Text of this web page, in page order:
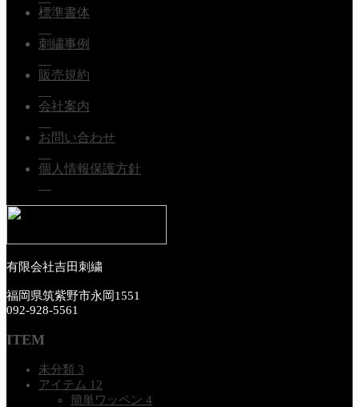
標準書体
刺繍事例
販売規約
会社案内
お問い合わせ
個人情報保護方針
有限会社吉田刺繍
福岡県筑紫野市永岡1551
092‐928‐5561
ITEM
未分類 3
アイテム 12
簡単ワッペン 4